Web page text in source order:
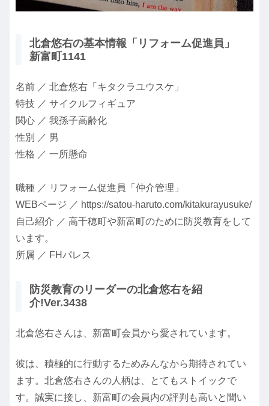
北倉悠右の基本情報「リフォーム促進員」
新富町1141
名前 ／ 北倉悠右「キタクラユウスケ」
特技 ／ サイクルフィギュア
関心 ／ 我孫子高齢化
性別 ／ 男
性格 ／ 一所懸命
職種 ／ リフォーム促進員「仲介管理」
WEBページ ／ https://satou-haruto.com/kitakurayusuke/
自己紹介 ／ 高千穂町や新富町のために防災教育をして
います。
所属 ／ FHパレス
防災教育のリーダーの北倉悠右を紹
介!Ver.3438
北倉悠右さんは、新富町会員から愛されています。
彼は、積極的に行動するためみんなから期待されてい
ます。北倉悠右さんの人柄は、とてもストイックで
す。誠実に接し、新富町の会員内の評判も高いと聞い